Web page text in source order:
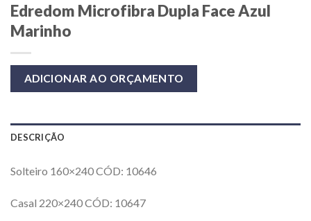
Edredom Microfibra Dupla Face Azul
Marinho
ADICIONAR AO ORÇAMENTO
DESCRIÇÃO
Solteiro 160×240 CÓD: 10646
Casal 220×240 CÓD: 10647